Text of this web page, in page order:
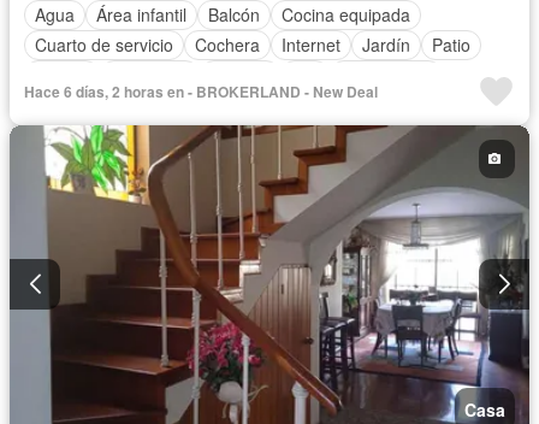
Agua Área infantil Balcón
Cocina equipada
Cuarto de servicio
Cochera Internet Jardín
Patio
Hace 6 días, 2 horas en - BROKERLAND - New Deal
Casa